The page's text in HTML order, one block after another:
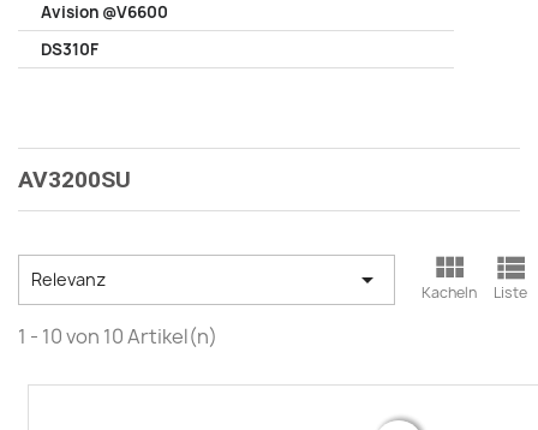
Avision @V6600
DS310F
AV3200SU
Relevanz  
Kacheln

Liste
1 - 10 von 10 Artikel(n)